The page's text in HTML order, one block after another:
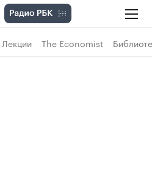
Лекции The Economist